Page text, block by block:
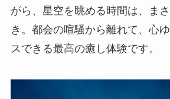
がら、星空を眺める時間は、ま
き。都会の喧騒から離れて、心
スできる最高の癒し体験です。